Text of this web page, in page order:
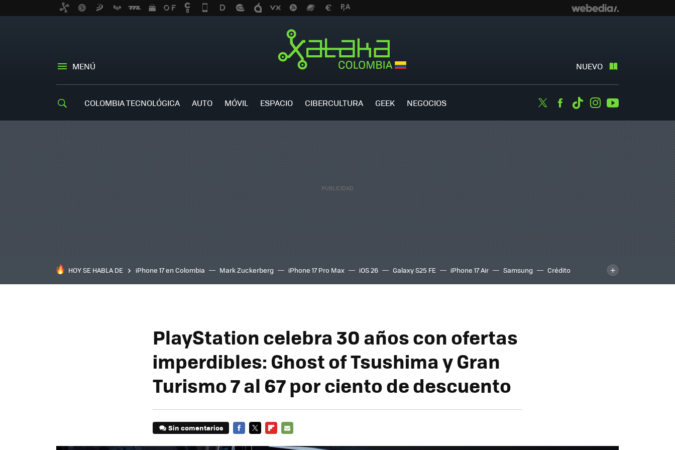
MENÚ NUEVO
COLOMBIA TECNOLÓGICA AUTO MÓVIL ESPACIO CIBERCULTURA GEEK NEGOCIOS TwitterFacebook
TiktokInstagram
HOY SE HABLA DE iPhone 17 en Colombia Mark Zuckerberg iPhone 17 Pro Max iOS 26 Galaxy S25 FE iPhone 17 Air Samsung
Crédito
inteligente
IA TCL C8K
PlayStation celebra 30 años con ofertas
imperdibles: Ghost of Tsushima y Gran
Turismo 7 al 67 por ciento de descuento
Sin comentarios